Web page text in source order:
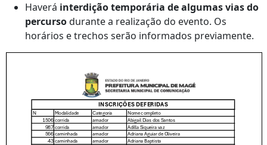
Haverá interdição temporária de algumas vias do
percursodurante a realização do evento. Os
horários e trechos serão informados previamente.